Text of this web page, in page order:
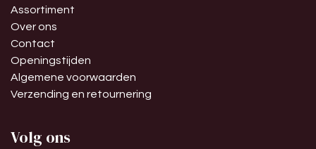
Assortiment
Over ons
Contact
Openingstijden
Algemene voorwaarden
Verzending en retournering
Volg ons